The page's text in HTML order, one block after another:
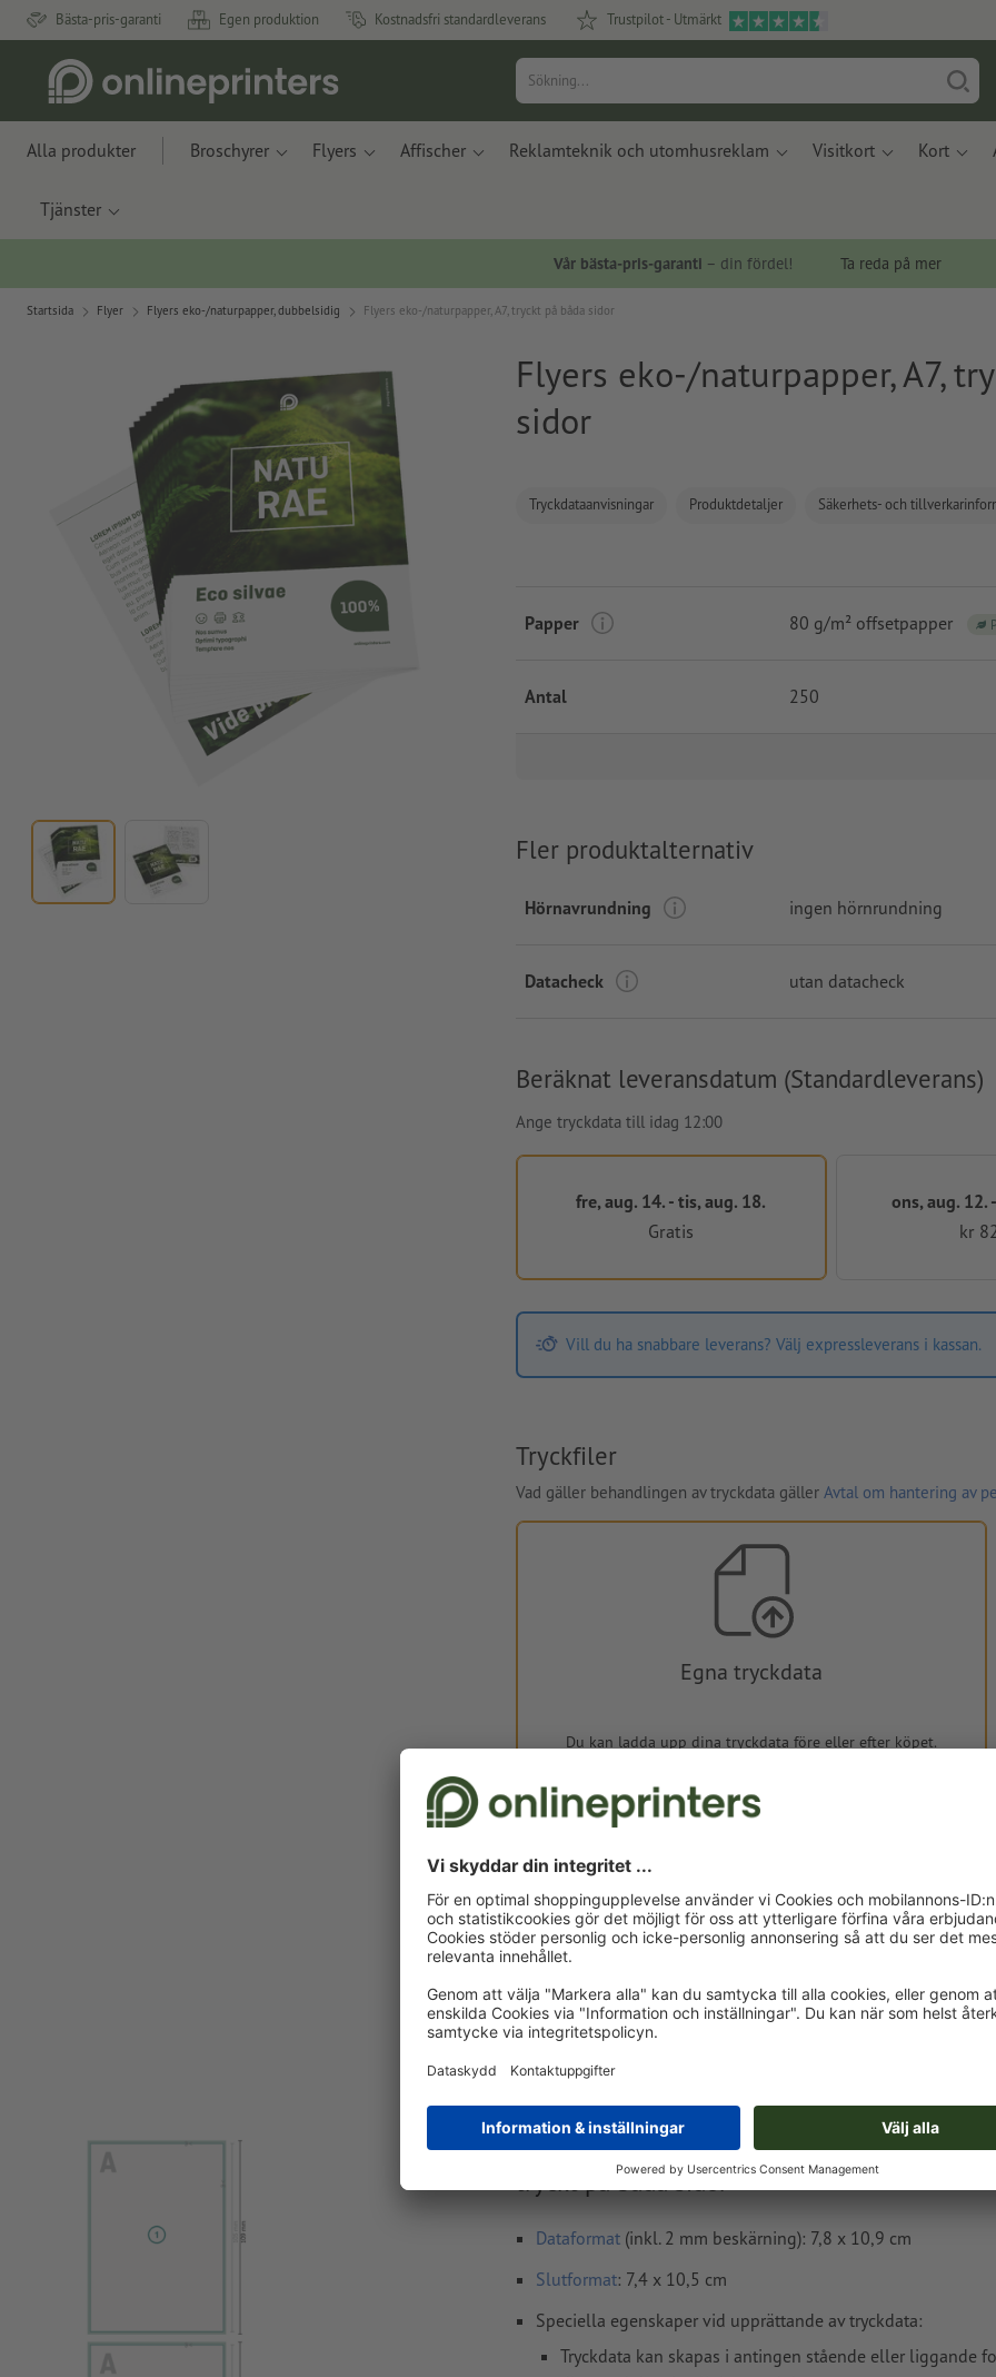
Bästa-pris-garanti Egen produktion Kostnadsfri standardleverans Trustpilot - Utmärkt
Alla produkter Broschyrer Flyers Affischer Reklamteknik och utomhusreklam Visitkort Kort
Tjänster
Vår bästa-pris-garanti – din fördel! Ta reda på mer
Startsida Flyer Flyers eko-/naturpapper, dubbelsidig Flyers eko-/naturpapper, A7, tryckt på båda sidor
Flyers eko-/naturpapper, A7,
sidor
Tryckdataanvisningar Produktdetaljer Säkerhets- och
Papper 80 g/m² offsetpapper
Antal 250
Fler produktalternativ
Hörnavrundning ingen hörnrundning
Datacheck utan datacheck
Beräknat leveransdatum (Standardleverans)
Ange tryckdata till idag 12:00
fre, aug. 14. - tis, aug. 18.
Gratis
ons, aug. 12.
kr
Vill du ha snabbare leverans? Välj expressleverans i kassan.
Tryckfiler
Vad gäller behandlingen av tryckdata gäller Avtal om hantering av
Egna tryckdata
Du kan ladda upp dina tryckdata före eller efter köpet.
exkl. moms
Levereras cirka:
fre, aug. 14. - tis, aug. 18.
Vikt: ca.155 g
Tryckdataanvisningar Flyers eko-/
tryckt på båda sidor
Dataformat (inkl. 2 mm beskärning): 7,8 x 10,9 cm
Slutformat: 7,4 x 10,5 cm
Speciella egenskaper vid upprättande av tryckdata:
Tryckdata kan skapas i antingen stående eller liggande